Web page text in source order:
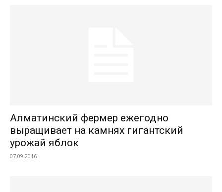
Алматинский фермер ежегодно
выращивает на камнях гигантский
урожай яблок
07.09.2016